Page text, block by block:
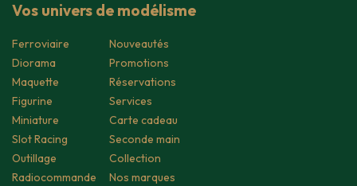
Vos univers de modélisme
Ferroviaire
Diorama
Maquette
Figurine
Miniature
Slot Racing
Outillage
Radiocommande
Nouveautés
Promotions
Réservations
Services
Carte cadeau
Seconde main
Collection
Nos marques